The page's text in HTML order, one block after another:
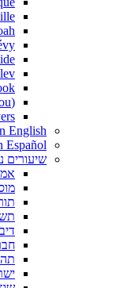
(Rav Askenazi (Manitou
English
Español
שיעורים